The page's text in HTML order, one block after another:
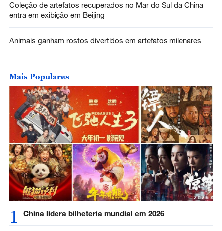
Coleção de artefatos recuperados no Mar do Sul da China
entra em exibição em Beijing
Animais ganham rostos divertidos em artefatos milenares
Mais Populares
1 China lidera bilheteria mundial em 2026